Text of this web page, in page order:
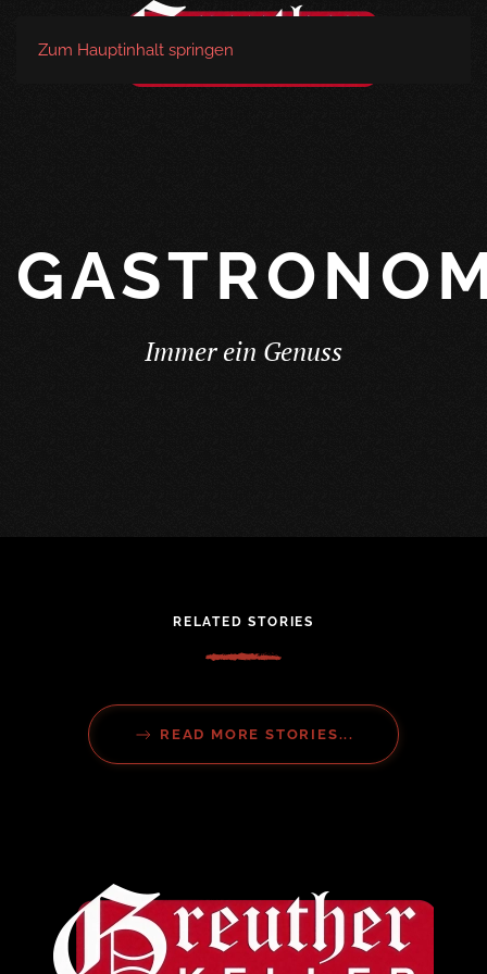
Zum Hauptinhalt springen
Immer ein Genuss
RELATED STORIES
READ MORE STORIES...